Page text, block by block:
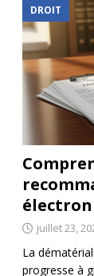
DROIT
juillet 23,
La
progresse à